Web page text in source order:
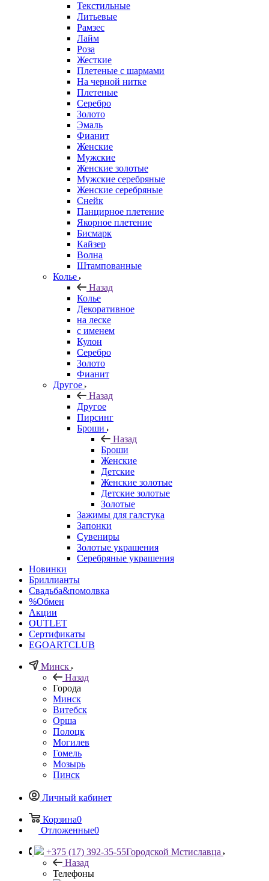
Текстильные
Литьевые
Рамзес
Лайм
Роза
Жесткие
Плетеные с шармами
На черной нитке
Плетеные
Серебро
Золото
Эмаль
Фианит
Женские
Мужские
Женские золотые
Мужские серебряные
Женские серебряные
Снейк
Панцирное плетение
Якорное плетение
Бисмарк
Кайзер
Волна
Штампованные
Колье
Назад
Колье
Декоративное
на леске
с именем
Кулон
Серебро
Золото
Фианит
Другое
Назад
Другое
Пирсинг
Броши
Назад
Броши
Женские
Детские
Женские золотые
Детские золотые
Золотые
Зажимы для галстука
Запонки
Сувениры
Золотые украшения
Серебряные украшения
Новинки
Бриллианты
Свадьба&помолвка
%Обмен
Акции
OUTLET
Сертификаты
EGOARTCLUB
Минск
Назад
Города
Минск
Витебск
Орша
Полоцк
Могилев
Гомель
Мозырь
Пинск
Личный кабинет
Корзина0
Отложенные0
+375 (17) 392-35-55Городской Мстиславца
Назад
Телефоны